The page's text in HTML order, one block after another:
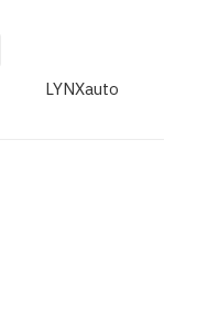
LYNXauto